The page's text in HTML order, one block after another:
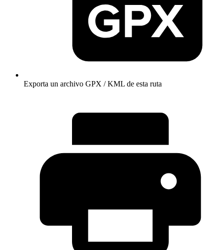
Exporta un archivo GPX / KML de esta ruta